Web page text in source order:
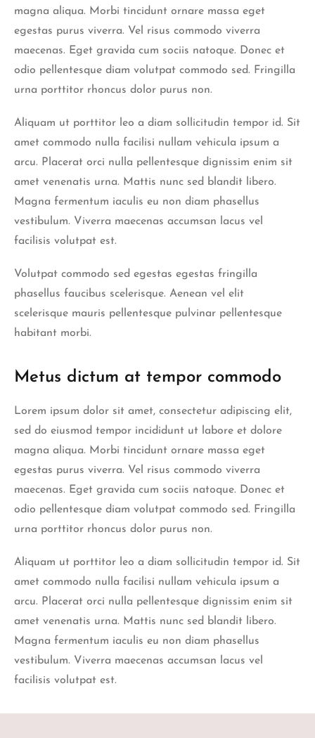
magna aliqua. Morbi tincidunt ornare massa eget
egestas purus viverra. Vel risus commodo viverra
maecenas. Eget gravida cum sociis natoque. Donec et
odio pellentesque diam volutpat commodo sed. Fringilla
urna porttitor rhoncus dolor purus non.
Aliquam ut porttitor leo a diam sollicitudin tempor id. Sit
amet commodo nulla facilisi nullam vehicula ipsum a
arcu. Placerat orci nulla pellentesque dignissim enim sit
amet venenatis urna. Mattis nunc sed blandit libero.
Magna fermentum iaculis eu non diam phasellus
vestibulum. Viverra maecenas accumsan lacus vel
facilisis volutpat est.
Volutpat commodo sed egestas egestas fringilla
phasellus faucibus scelerisque. Aenean vel elit
scelerisque mauris pellentesque pulvinar pellentesque
habitant morbi.
Metus dictum at tempor commodo
Lorem ipsum dolor sit amet, consectetur adipiscing elit,
sed do eiusmod tempor incididunt ut labore et dolore
magna aliqua. Morbi tincidunt ornare massa eget
egestas purus viverra. Vel risus commodo viverra
maecenas. Eget gravida cum sociis natoque. Donec et
odio pellentesque diam volutpat commodo sed. Fringilla
urna porttitor rhoncus dolor purus non.
Aliquam ut porttitor leo a diam sollicitudin tempor id. Sit
amet commodo nulla facilisi nullam vehicula ipsum a
arcu. Placerat orci nulla pellentesque dignissim enim sit
amet venenatis urna. Mattis nunc sed blandit libero.
Magna fermentum iaculis eu non diam phasellus
vestibulum. Viverra maecenas accumsan lacus vel
facilisis volutpat est.